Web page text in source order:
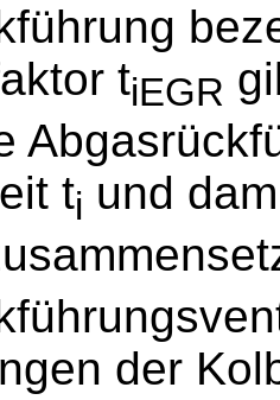
tiEGR
ti und
der